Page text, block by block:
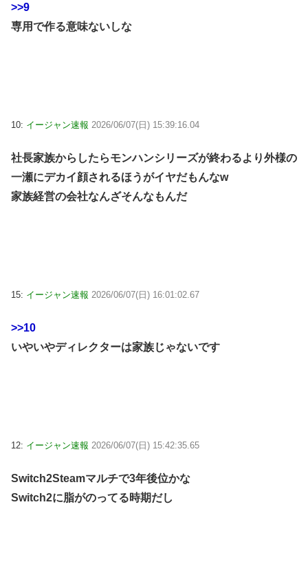
>>9
専用で作る意味ないしな
10: イージャン速報 2026/06/07(日) 15:39:16.04
社長家族からしたらモンハンシリーズが終わるより外様の
一瀬にデカイ顔されるほうがイヤだもんなw
家族経営の会社なんざそんなもんだ
15: イージャン速報 2026/06/07(日) 16:01:02.67
>>10
いやいやディレクターは家族じゃないです
12: イージャン速報 2026/06/07(日) 15:42:35.65
Switch2Steamマルチで3年後位かな
Switch2に脂がのってる時期だし